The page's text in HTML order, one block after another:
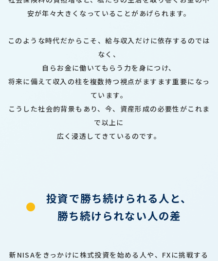
安が年々大きくなっていることがあげられます。
このような時代だからこそ、給与収入だけに依存するのでは
なく、
自らお金に働いてもらう力を身につけ、
将来に備えて収入の柱を複数持つ視点がますます重要になっ
ています。
こうした社会的背景もあり、今、資産形成の必要性がこれま
で以上に
広く浸透してきているのです。
投資で勝ち続けられる人と、
勝ち続けられない人の差
新NISAをきっかけに株式投資を始める人や、FXに挑戦する